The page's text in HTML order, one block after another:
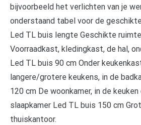
bijvoorbeeld het verlichten van je
onderstaand tabel voor de
Led TL buis lengte Geschikte
Voorraadkast, kledingkast, de hal,
Led TL buis 90 cm Onder
langere/grotere keukens, in de
120 cm De woonkamer, in de
slaapkamer Led TL buis 150 cm
thuiskantoor.